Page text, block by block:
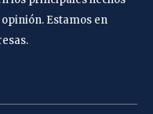
Estamos en